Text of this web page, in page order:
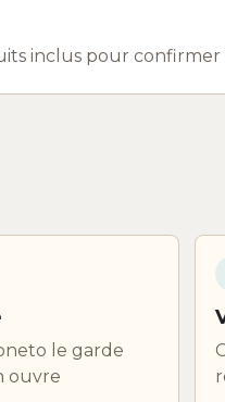
inclus pour
le garde
ouvre